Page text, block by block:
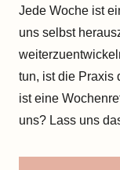
Jede Woche ist
uns selbst
tun, ist die Praxis
ist eine
uns? Lass uns